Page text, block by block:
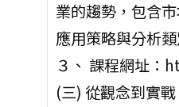
業的趨勢，包含
應用策略與分析類
３、 課程網址：
(三) 從觀念到實